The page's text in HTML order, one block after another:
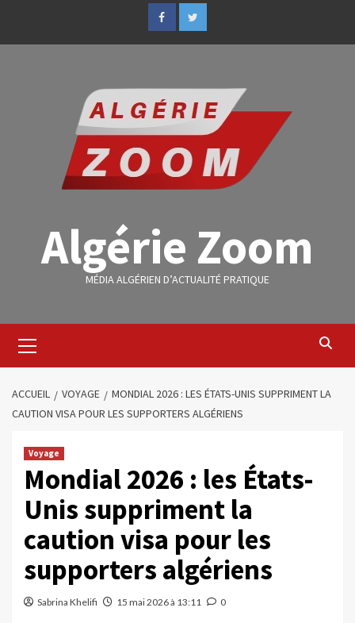
Algérie Zoom
MÉDIA ALGÉRIEN D’ACTUALITÉ PRATIQUE
ACCUEIL VOYAGE
MONDIAL 2026 : LES ÉTATS-UNIS SUPPRIMENT LA
CAUTION VISA POUR LES SUPPORTERS ALGÉRIENS
Voyage
Mondial 2026 : les États-
Unis suppriment la
caution visa pour les
supporters algériens
Sabrina Khelifi 15 mai 2026 à 13:11 0